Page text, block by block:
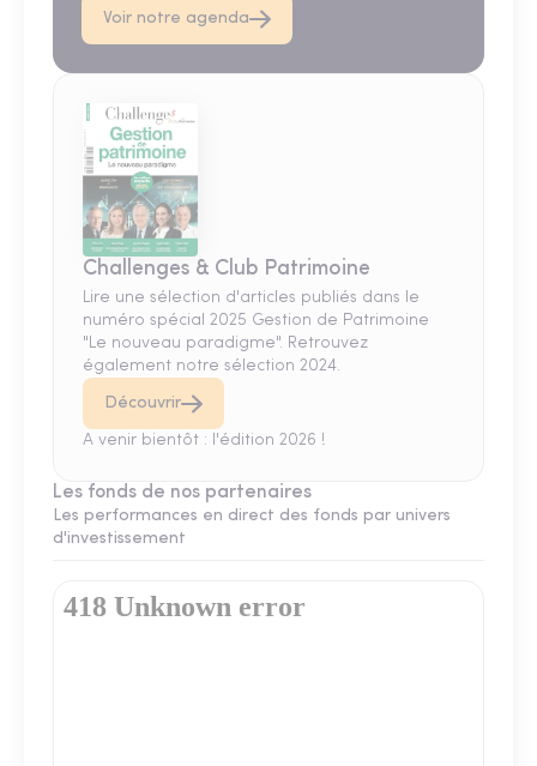
Voir notre agenda
Challenges & Club Patrimoine
Lire une sélection d'articles publiés dans le
numéro spécial 2025 Gestion de Patrimoine
"Le nouveau paradigme". Retrouvez
également notre sélection 2024.
Découvrir
A venir bientôt : l'édition 2026 !
Les fonds de nos partenaires
Les performances en direct des fonds par univers
d'investissement